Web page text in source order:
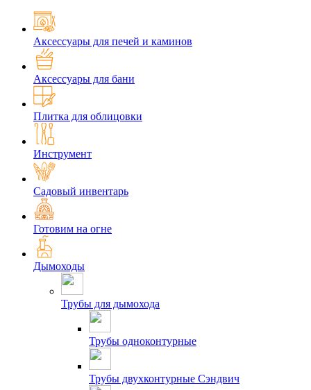
Аксессуары для печей и каминов
Аксессуары для бани
Плитка для облицовки
Инструмент
Садовый инвентарь
Готовим на огне
Дымоходы
Трубы для дымохода
Трубы одноконтурные
Трубы двухконтурные Сэндвич